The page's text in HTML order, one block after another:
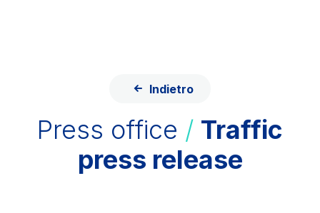
Info traffic
Safety Interventions and
Indietro
Press office / Traffic
press release